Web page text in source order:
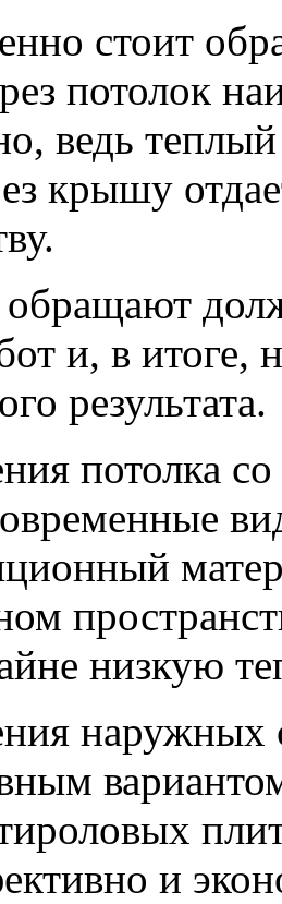
стоит
потолок
ведь
крышу
и, в итоге,
результата.
потолка
низкую
наружных
и